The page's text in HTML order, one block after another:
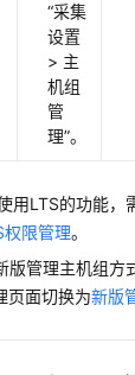
“采集
设置
> 主
机组
管
理”。
用LTS的功能，
权限管理。
版管理主机组方
页面切换为新版